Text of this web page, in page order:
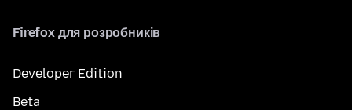
Firefox для розробників
Developer Edition
Beta